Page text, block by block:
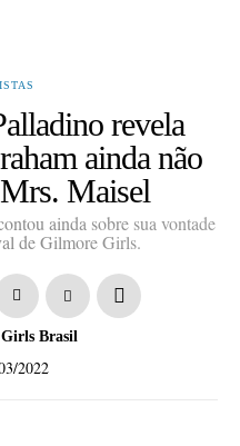
revela
ainda não
Maisel
ainda sobre sua vontade
de Gilmore Girls.
Brasil
2022